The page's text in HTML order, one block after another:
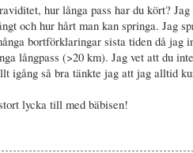
hur långa pass har du kört?
och hur hårt man kan springa. Jag
bortförklaringar sista tiden då jag
långpass (>20 km). Jag vet att du
igång så bra tänkte jag att jag alltid
lycka till med bäbisen!